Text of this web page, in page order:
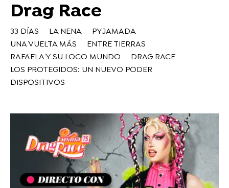
Drag Race
33 DÍAS LA NENA
PYJAMADA
UNA VUELTA MÁS
ENTRE TIERRAS
RAFAELA Y SU LOCO MUNDO
DRAG RACE
LOS PROTEGIDOS: UN NUEVO PODER
DISPOSITIVOS